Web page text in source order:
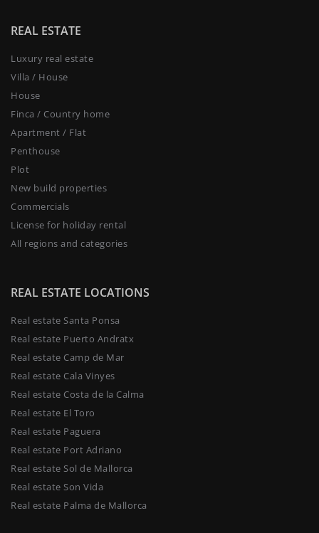
REAL ESTATE
Luxury real estate
Villa / House
House
Finca / Country home
Apartment / Flat
Penthouse
Plot
New build properties
Commercials
License for holiday rental
All regions and categories
REAL ESTATE LOCATIONS
Real estate Santa Ponsa
Real estate Puerto Andratx
Real estate Camp de Mar
Real estate Cala Vinyes
Real estate Costa de la Calma
Real estate El Toro
Real estate Paguera
Real estate Port Adriano
Real estate Sol de Mallorca
Real estate Son Vida
Real estate Palma de Mallorca